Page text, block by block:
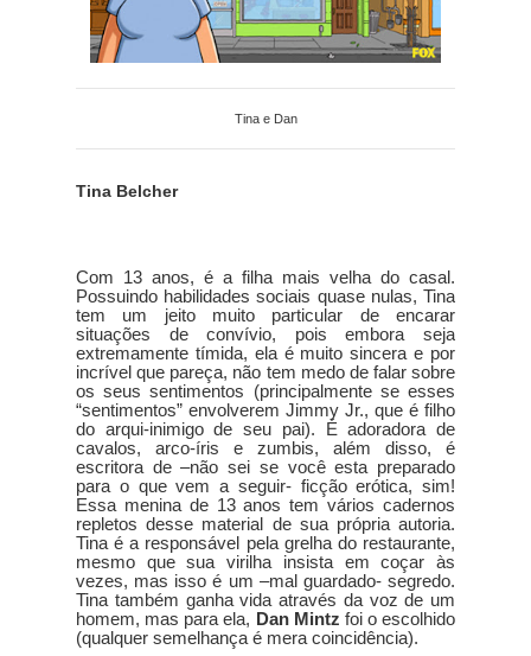
Tina e Dan
Tina Belcher
Com 13 anos, é a filha mais velha do casal.
Possuindo habilidades sociais quase nulas, Tina
tem um jeito muito particular de encarar
situações de convívio, pois embora seja
extremamente tímida, ela é muito sincera e por
incrível que pareça, não tem medo de falar sobre
os seus sentimentos (principalmente se esses
“sentimentos” envolverem Jimmy Jr., que é filho
do arqui-inimigo de seu pai). É adoradora de
cavalos, arco-íris e zumbis, além disso, é
escritora de –não sei se você esta preparado
para o que vem a seguir- ficção erótica, sim!
Essa menina de 13 anos tem vários cadernos
repletos desse material de sua própria autoria.
Tina é a responsável pela grelha do restaurante,
mesmo que sua virilha insista em coçar às
vezes, mas isso é um –mal guardado- segredo.
Tina também ganha vida através da voz de um
homem, mas para ela, Dan Mintz foi o escolhido
(qualquer semelhança é mera coincidência).